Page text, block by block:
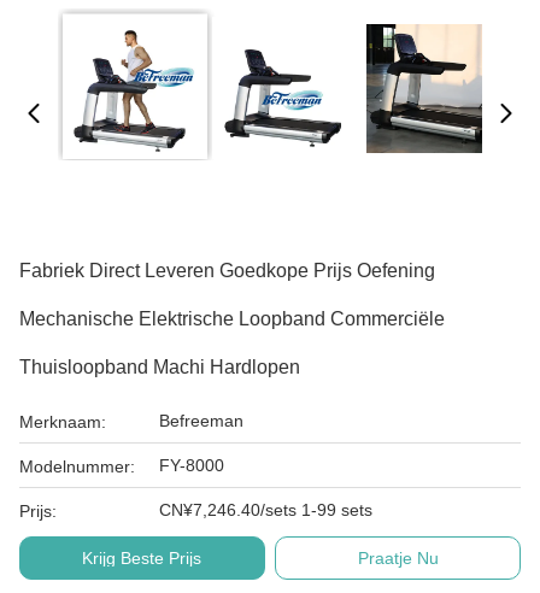
Fabriek Direct Leveren Goedkope Prijs Oefening
Mechanische Elektrische Loopband Commerciële
Thuisloopband Machi Hardlopen
Merknaam: Befreeman
Modelnummer: FY-8000
Prijs: CN¥7,246.40/sets 1-99 sets
Krijg Beste Prijs Praatje Nu